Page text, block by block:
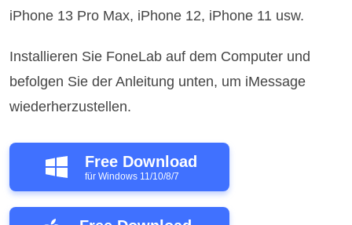
iPhone 13 Pro Max, iPhone 12, iPhone 11 usw.
Installieren Sie FoneLab auf dem Computer und
befolgen Sie der Anleitung unten, um iMessage
wiederherzustellen.
Free Download
für Windows 11/10/8/7